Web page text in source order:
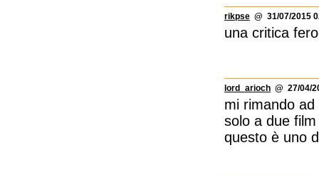
rikpse @ 31/07/2015
una critica
lord_arioch @ 27/04/
mi rimando
solo a due
questo è uno